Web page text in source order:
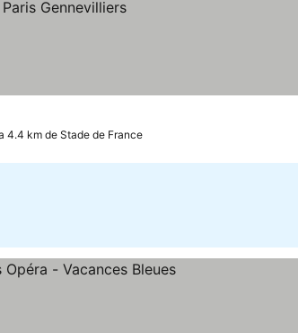
4.4 km de Stade de France